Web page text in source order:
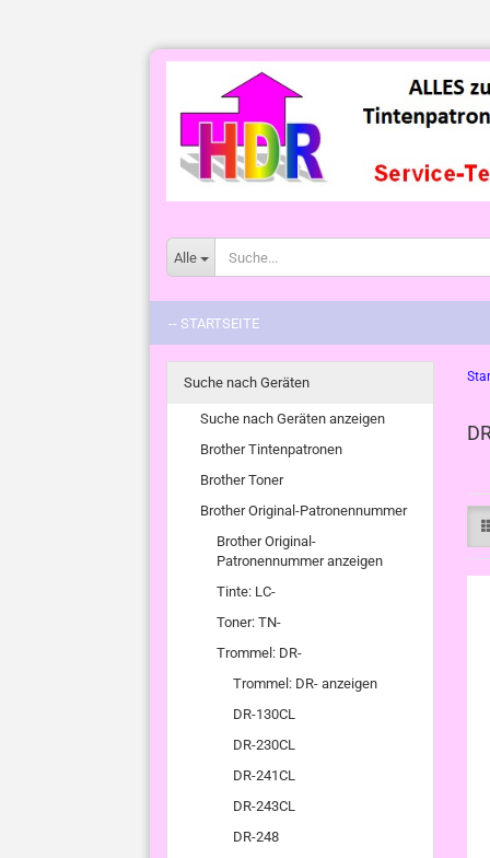
Alle
-- STARTSEITE
Suche nach Geräten
Suche nach Geräten anzeigen
Brother Tintenpatronen
Brother Toner
Brother Original-Patronennummer
Brother Original-
Patronennummer anzeigen
Tinte: LC-
Toner: TN-
Trommel: DR-
Trommel: DR- anzeigen
DR-130CL
DR-230CL
DR-241CL
DR-243CL
DR-248